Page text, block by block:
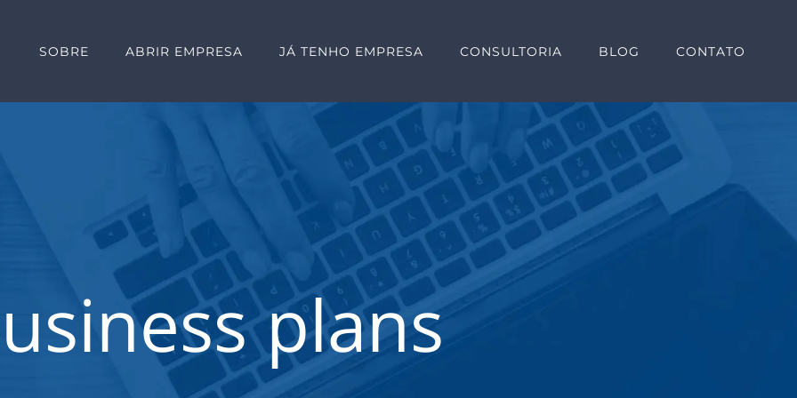
SOBRE ABRIR EMPRESA JÁ TENHO EMPRESA CONSULTORIA BLOG CONTATO
plans